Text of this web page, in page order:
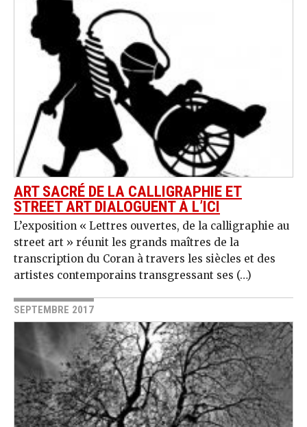
ART SACRÉ DE LA CALLIGRAPHIE ET
STREET ART DIALOGUENT À L’ICI
L’exposition « Lettres ouvertes, de la calligraphie au
street art » réunit les grands maîtres de la
transcription du Coran à travers les siècles et des
artistes contemporains transgressant ses (…)
SEPTEMBRE 2017